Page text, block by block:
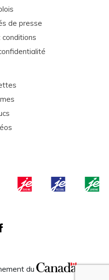
de presse
du